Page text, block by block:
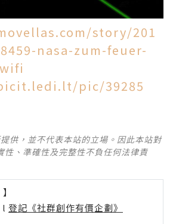
story/201
nasa-zum-feuer-
pic/39285
供，並不代表本站的立場。因此本站對
性、準確性及完整性不負任何法律責
l 登記《社群創作有價企劃》